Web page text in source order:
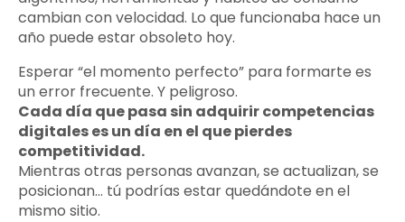
cambian con velocidad. Lo que funcionaba hace un
año puede estar obsoleto hoy.
Esperar “el momento perfecto” para formarte es
un error frecuente. Y peligroso.
Cada día que pasa sin adquirir competencias
digitales es un día en el que pierdes
competitividad.
Mientras otras personas avanzan, se actualizan, se
posicionan… tú podrías estar quedándote en el
mismo sitio.